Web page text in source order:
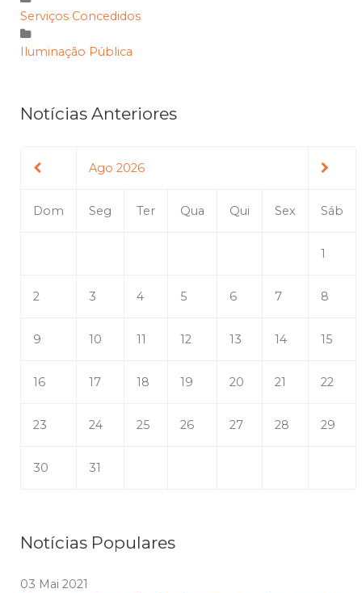
Serviços Concedidos
Iluminação Pública
Notícias Anteriores
Ago 2026
Dom Seg Ter Qua Qui Sex Sáb
1
2 3 4 5 6 7 8
9 10 11 12 13 14 15
16 17 18 19 20 21 22
23 24 25 26 27 28 29
30 31
Notícias Populares
03 Mai 2021